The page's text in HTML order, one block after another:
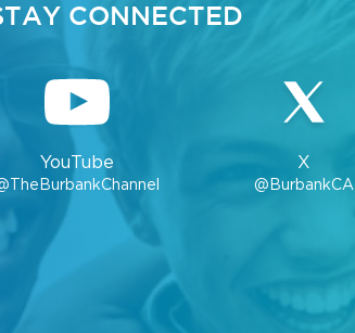
CONNECTED
YouTube X
@BurbankCA